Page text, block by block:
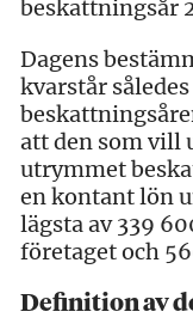
beskattningsår
Dagens
kvarstår
att den som vill
utrymmet
en kontant lön
lägsta av 339
företaget och
Definition av